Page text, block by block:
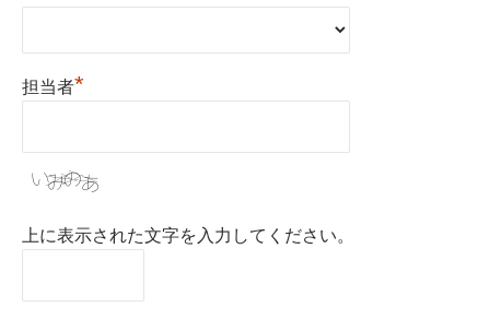
担当者*
上に表示された文字を入力してください。